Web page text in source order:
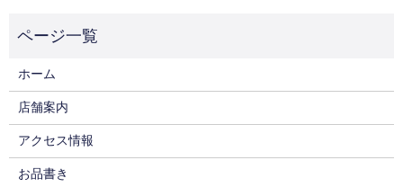
ホーム
店舗案内
アクセス情報
お品書き